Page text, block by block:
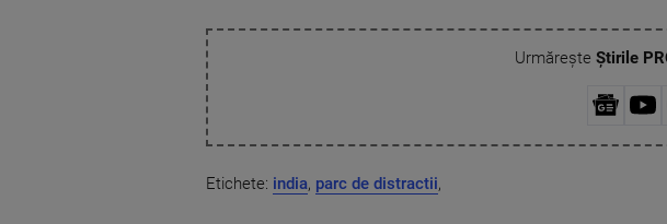
Urmărește Știrile
Etichete: india, parc de distractii,